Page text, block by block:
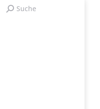
Search:
SucheSearch: